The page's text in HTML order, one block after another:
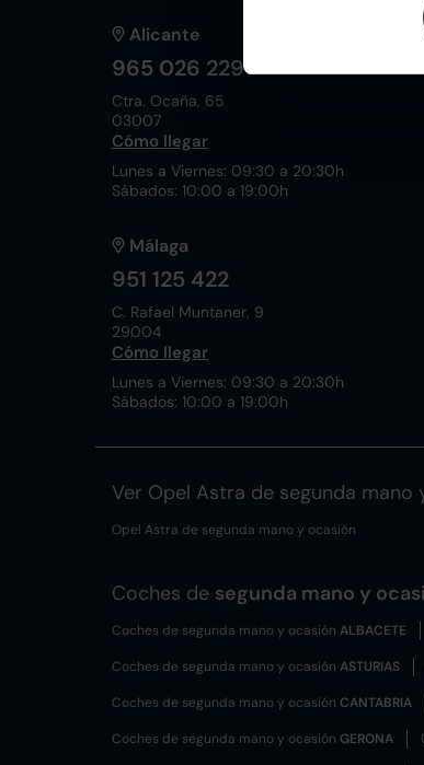
Alicante
965 026 229
Ctra. Ocaña, 65
03007
Cómo llegar
Lunes a Viernes: 09:30 a 20:30h
Sábados: 10:00 a 19:00h
Málaga
951 125 422
C. Rafael Muntaner, 9
29004
Cómo llegar
Lunes a Viernes: 09:30 a 20:30h
Sábados: 10:00 a 19:00h
Ver Opel Astra de segunda mano
Opel Astra de segunda mano y ocasión
Coches de segunda mano y
Coches de segunda mano y ocasión ALBACETE
Coches de segunda mano y ocasión ASTURIAS
Coches de segunda mano y ocasión CANTABRIA
Coches de segunda mano y ocasión GERONA